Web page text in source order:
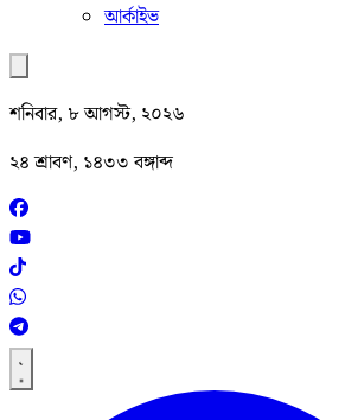
আর্কাইভ
শনিবার, ৮ আগস্ট, ২০২৬
২৪ শ্রাবণ, ১৪৩৩ বঙ্গাব্দ